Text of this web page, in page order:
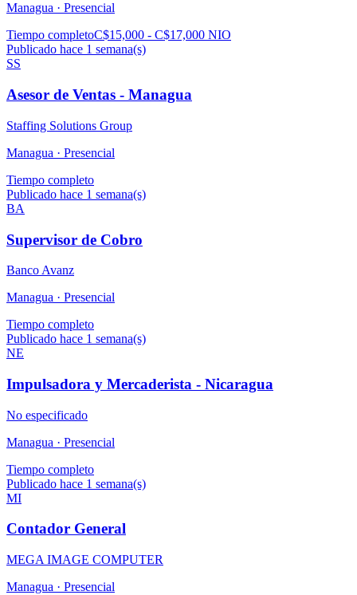
Managua · Presencial
Tiempo completoC$15,000 - C$17,000 NIO
Publicado hace 1 semana(s)
SS
Asesor de Ventas - Managua
Staffing Solutions Group
Managua · Presencial
Tiempo completo
Publicado hace 1 semana(s)
BA
Supervisor de Cobro
Banco Avanz
Managua · Presencial
Tiempo completo
Publicado hace 1 semana(s)
NE
Impulsadora y Mercaderista - Nicaragua
No especificado
Managua · Presencial
Tiempo completo
Publicado hace 1 semana(s)
MI
Contador General
MEGA IMAGE COMPUTER
Managua · Presencial